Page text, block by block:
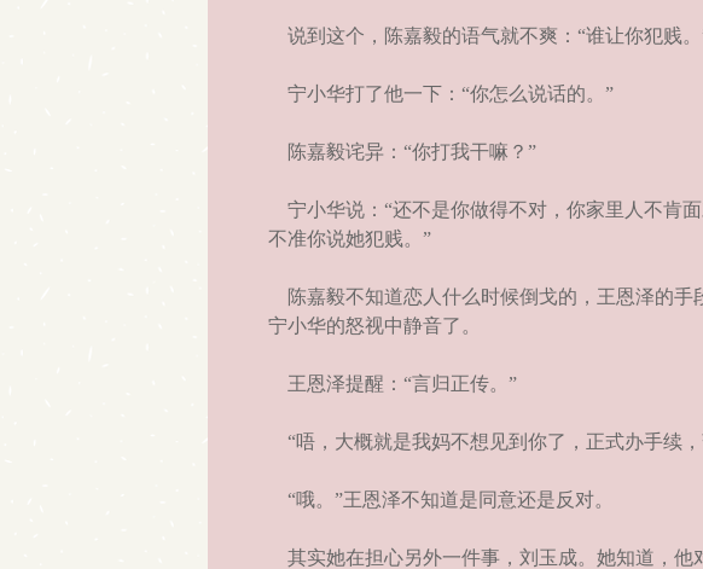
说到这个，陈嘉毅的语气就不爽：“谁让你犯贱。
宁小华打了他一下：“你怎么说话的。”
陈嘉毅诧异：“你打我干嘛？”
宁小华说：“还不是你做得不对，你家里人不肯
不准你说她犯贱。”
陈嘉毅不知道恋人什么时候倒戈的，王恩泽的
宁小华的怒视中静音了。
王恩泽提醒：“言归正传。”
“唔，大概就是我妈不想见到你了，正式办手续
“哦。”王恩泽不知道是同意还是反对。
其实她在担心另外一件事，刘玉成。她知道，他